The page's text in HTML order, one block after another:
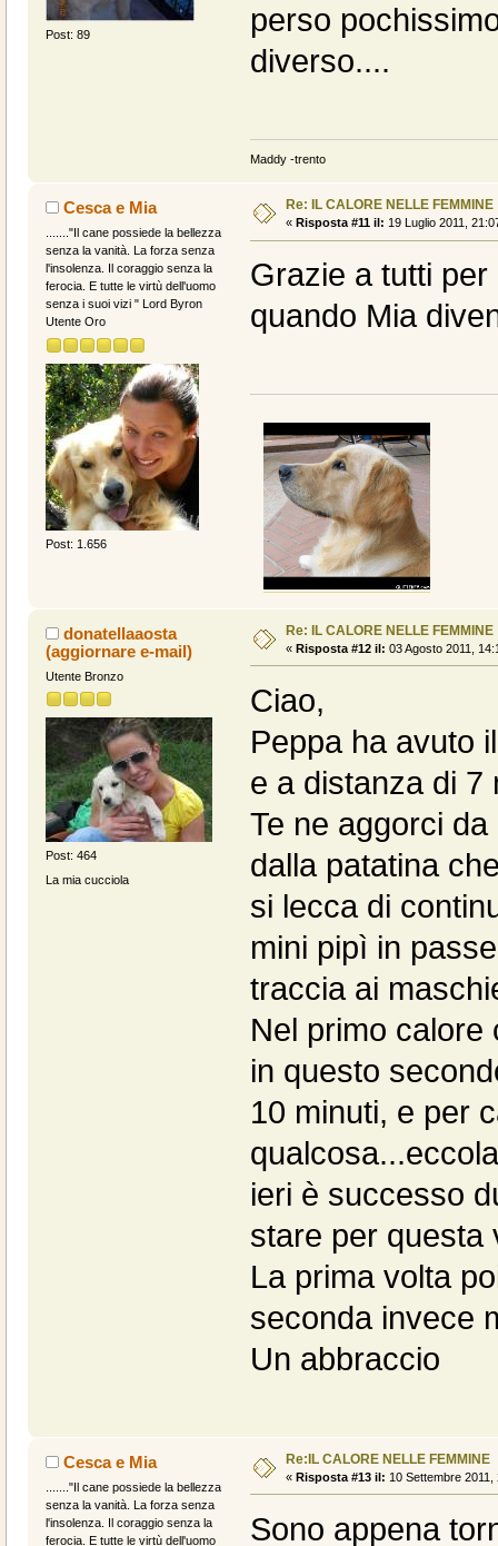
Post: 89
perso
diverso....
Maddy -trento
Cesca e Mia
......."Il cane possiede la bellezza
senza la vanità. La forza senza
l'insolenza. Il coraggio senza la
ferocia. E tutte le virtù dell'uomo
senza i suoi vizi " Lord Byron
Utente Oro
Post: 1.656
Re: IL CALORE NELLE FEMMINE
« Risposta #11 il: 19 Luglio 2011,
Grazie a tutti
quando Mia
donatellaaosta
(aggiornare e-mail)
Utente Bronzo
Post: 464
La mia cucciola
Re: IL CALORE NELLE FEMMINE
« Risposta #12 il: 03 Agosto 2011,
Ciao,
Peppa ha avuto
e a distanza di 7
Te ne aggorci
dalla patatina
si lecca di
mini pipì in
traccia ai
Nel primo calore
in questo
10 minuti, e per
ieri è successo
stare per questa
La prima volta
seconda invece
Un abbraccio
Cesca e Mia
......."Il cane possiede la bellezza
senza la vanità. La forza senza
l'insolenza. Il coraggio senza la
ferocia. E tutte le virtù dell'uomo
Re:IL CALORE NELLE FEMMINE
« Risposta #13 il: 10 Settembre 2011,
Sono appena